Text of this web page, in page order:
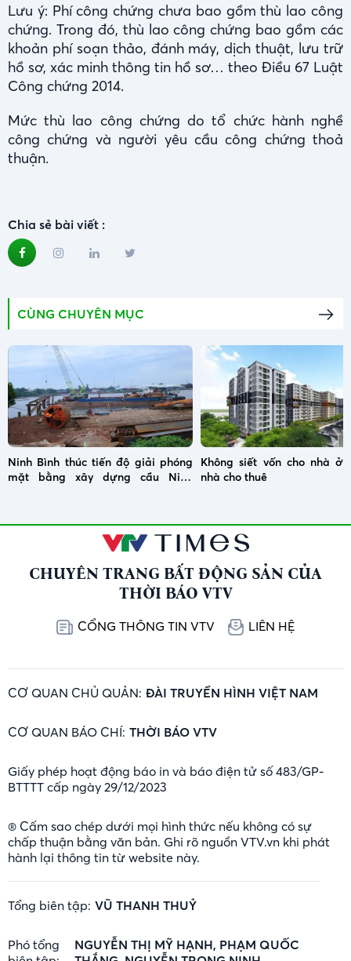
Lưu ý: Phí công chứng chưa bao gồm thù lao công
chứng. Trong đó, thù lao công chứng bao gồm các
khoản phí soạn thảo, đánh máy, dịch thuật, lưu trữ
hồ sơ, xác minh thông tin hồ sơ… theo Điều 67 Luật
Công chứng 2014.
Mức thù lao công chứng do tổ chức hành nghề
công chứng và người yêu cầu công chứng thoả
thuận.
Chia sẻ bài viết :
CÙNG CHUYÊN MỤC
Ninh Bình thúc tiến độ giải phóng
mặt bằng xây dựng cầu Ninh
Không siết vốn cho nhà ở
nhà cho thuê
CHUYÊN TRANG BẤT ĐỘNG SẢN CỦA
THỜI BÁO VTV
CỔNG THÔNG TIN VTV LIÊN HỆ
CƠ QUAN CHỦ QUẢN: ĐÀI TRUYỀN HÌNH VIỆT NAM
CƠ QUAN BÁO CHÍ: THỜI BÁO VTV
Giấy phép hoạt động báo in và báo điện tử số 483/GP-
BTTTT cấp ngày 29/12/2023
® Cấm sao chép dưới mọi hình thức nếu không có sự
chấp thuận bằng văn bản. Ghi rõ nguồn VTV.vn khi phát
hành lại thông tin từ website này.
Tổng biên tập: VŨ THANH THUỶ
Phó tổng
NGUYỄN THỊ MỸ HẠNH, PHẠM QUỐC